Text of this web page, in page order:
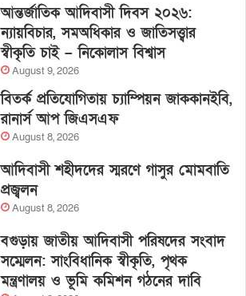
আন্তর্জাতিক আদিবাসী দিবস ২০২৬:
ন্যায়বিচার, সমঅধিকার ও জাতিসত্ত্বার
স্বীকৃতি চাই – নিকোলাস বিশ্বাস
August 9, 2026
বিতর্ক প্রতিযোগিতায় চ্যাম্পিয়ন জাককানইবি,
রানার্স আপ জিএসএফ
August 8, 2026
আদিবাসী শহীদদের স্মরণে গাসুর মোমবাতি
প্রজ্বলন
August 8, 2026
বগুড়ায় জাতীয় আদিবাসী পরিষদের সংবাদ
সম্মেলন: সাংবিধানিক স্বীকৃতি, পৃথক
মন্ত্রণালয় ও ভূমি কমিশন গঠনের দাবি